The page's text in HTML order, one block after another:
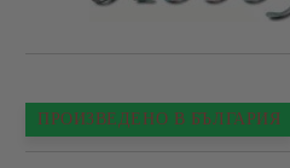
ПРОИЗВЕДЕНО В БЪЛГАРИЯ